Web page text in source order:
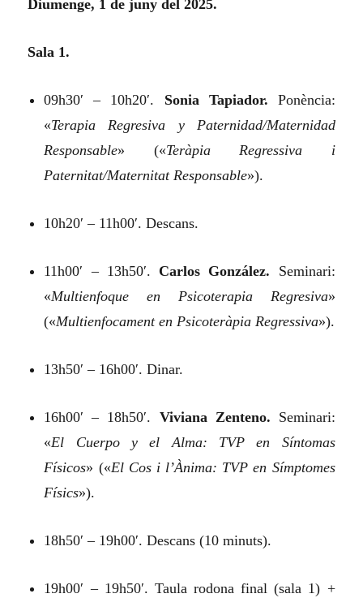
Diumenge, 1 de juny del 2025.
Sala 1.
09h30′ – 10h20′. Sonia Tapiador. Ponència:
«Terapia Regresiva y Paternidad/Maternidad
Responsable» («Teràpia Regressiva i
Paternitat/Maternitat Responsable»).
10h20′ – 11h00′. Descans.
11h00′ – 13h50′. Carlos González. Seminari:
«Multienfoque en Psicoterapia Regresiva»
(«Multienfocament en Psicoteràpia Regressiva»).
13h50′ – 16h00′. Dinar.
16h00′ – 18h50′. Viviana Zenteno. Seminari:
«El Cuerpo y el Alma: TVP en Síntomas
Físicos» («El Cos i l’Ànima: TVP en Símptomes
Físics»).
18h50′ – 19h00′. Descans (10 minuts).
19h00′ – 19h50′. Taula rodona final (sala 1) +